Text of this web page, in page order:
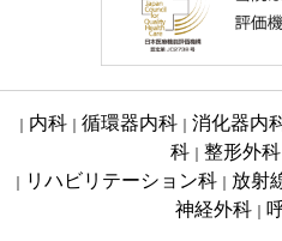
内科 循環器内科 消化器内
科
整形外科
リハビリテーション科｜ 放射
神経外科